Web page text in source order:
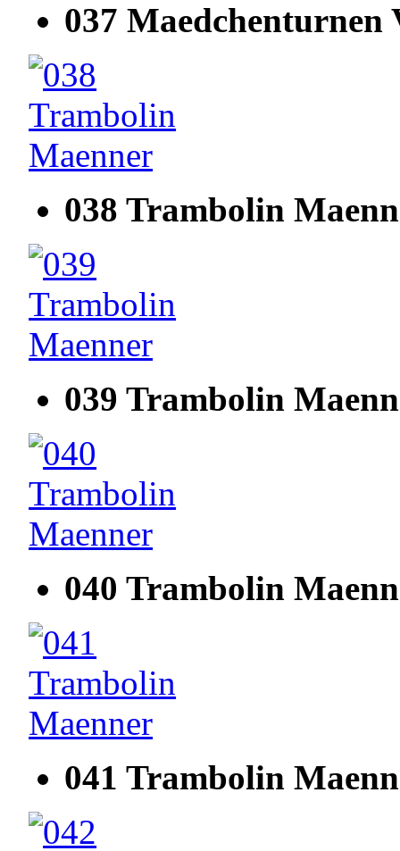
037 Maedchenturnen
038 Trambolin
039 Trambolin
040 Trambolin
041 Trambolin